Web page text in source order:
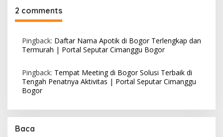
2 comments
Pingback: Daftar Nama Apotik di Bogor Terlengkap dan
Termurah | Portal Seputar Cimanggu Bogor
Pingback: Tempat Meeting di Bogor Solusi Terbaik di
Tengah Penatnya Aktivitas | Portal Seputar Cimanggu
Bogor
Baca